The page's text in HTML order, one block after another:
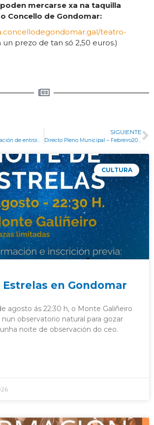
mercarse xa na taquilla
Concello de Gondomar:
teatro-
un prezo de tan só 2,50 euros.)
Cambios na programación de entroido polas previsións meterolóxicas adversas
SIGUIENTE
Directo Pleno Municipal – Febreiro2024
CULTURA
Estrelas en Gondomar
agosto ás 22:30 h, o Monte Galiñeiro
observatorio natural para gozar
noite de observación do ceo.